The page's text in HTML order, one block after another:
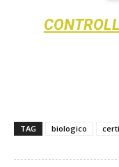
TAG biologico